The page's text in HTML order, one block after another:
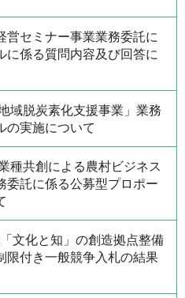
営セミナー事業業務委託に
に係る質問内容及び回答に
域脱炭素化支援事業」業務
の実施について
種共創による農村ビジネス
委託に係る公募型プロポー
文化と知」の創造拠点整備
限付き一般競争入札の結果